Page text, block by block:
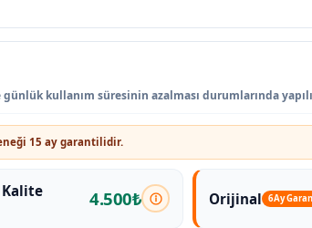
kullanım süresinin azalması durumlarında
15 ay garantilidir.
Kalite 4.500₺ Orijinal 6 Ay